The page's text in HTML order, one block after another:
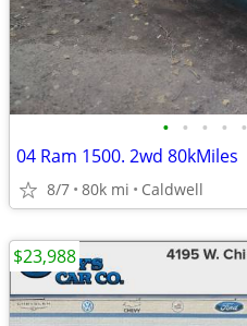
• • • • •
04 Ram 1500. 2wd 80kMiles
8/7 80k mi Caldwell
$23,988